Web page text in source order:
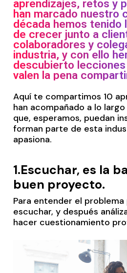
aprendizajes, retos y
han marcado nuestro
década hemos tenido
de crecer junto a
colaboradores y
industria, y con ello
descubierto
valen la pena
Aquí te compartimos 10
han acompañado a lo
que, esperamos, puedan
forman parte de esta
apasiona.
1.Escuchar, es la
buen proyecto.
Para entender el
escuchar, y después
hacer cuestionamiento